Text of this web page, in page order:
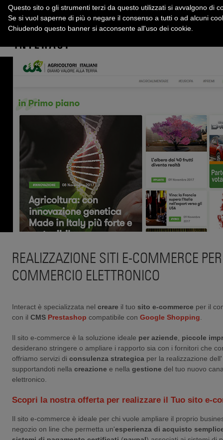
REALIZZAZIONE SITI E-COMMERCE
COMMERCIO ELETTRONICO
Interact è specializzata nel creare il tuo sito e-commerce per il
con il CMS Prestashop compatibile con Google Shopping
Il sito e-commerce è la soluzione ideale per aziende
piccole
desiderano stringere o ampliare i rapporto sia con i fornitori che
offriamo servizi di consulenza strategica per la realizzazione
supportandoti nella creazione e nella gestione del tuo nuovo
elettronico.
Scopri la nostra offerta per realizzare il Tuo sito e-
Il sito e-commerce è ideale per chi vuole ampliare il proprio
negozio on line che permetta un'esperienza di acquisto
Questo sito o gli strumenti terzi da questo utilizzati si avvalgono di
Se si vuol saperne di più o negare il consenso a tutti o ad alcuni
Chiudendo questo banner si acconsente all'uso dei cookie.